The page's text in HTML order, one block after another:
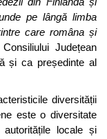
pe lângă limba
care româna și
Județean
și ca președinte al
diversității
este o diversitate
locale și